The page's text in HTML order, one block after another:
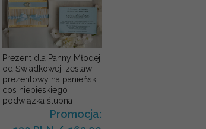
Prezent dla Panny Młodej
od Świadkowej, zestaw
prezentowy na panieński,
cos niebieskiego
podwiązka ślubna
Promocja: